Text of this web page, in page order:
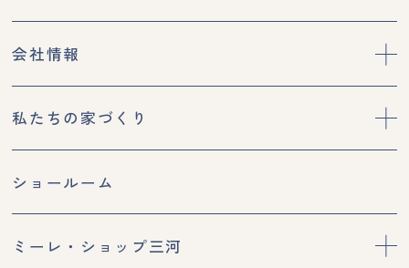
会社情報
私たちの家づくり
ショールーム
ミーレ・ショップ三河